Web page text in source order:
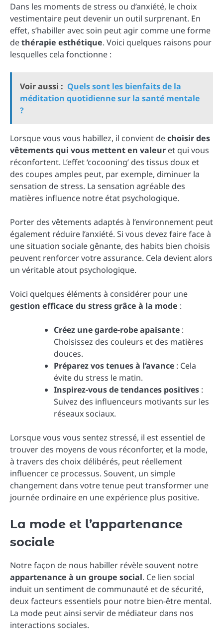
Dans les moments de stress ou d’anxiété, le choix
vestimentaire peut devenir un outil surprenant. En
effet, s’habiller avec soin peut agir comme une forme
dethérapie esthétique. Voici quelques raisons pour
lesquelles cela fonctionne :
Voir aussi : Quels sont les bienfaits de la
méditation quotidienne sur la santé mentale
?
Lorsque vous vous habillez, il convient dechoisir des
vêtements qui vous mettent en valeur et qui vous
réconfortent. L’effet ‘cocooning’ des tissus doux et
des coupes amples peut, par exemple, diminuer la
sensation de stress. La sensation agréable des
matières influence notre état psychologique.
Porter des vêtements adaptés à l’environnement peut
également réduire l’anxiété. Si vous devez faire face à
une situation sociale gênante, des habits bien choisis
peuvent renforcer votre assurance. Cela devient alors
un véritable atout psychologique.
Voici quelques éléments à considérer pour une
gestion efficace du stress grâce à la mode :
Créez une garde-robe apaisante :
Choisissez des couleurs et des matières
douces.
Préparez vos tenues à l’avance : Cela
évite du stress le matin.
Inspirez-vous de tendances positives :
Suivez des influenceurs motivants sur les
réseaux sociaux.
Lorsque vous vous sentez stressé, il est essentiel de
trouver des moyens de vous réconforter, et la mode,
à travers des choix délibérés, peut réellement
influencer ce processus. Souvent, un simple
changement dans votre tenue peut transformer une
journée ordinaire en une expérience plus positive.
La mode et l’appartenance
sociale
Notre façon de nous habiller révèle souvent notre
appartenance à un groupe social. Ce lien social
induit un sentiment de communauté et de sécurité,
deux facteurs essentiels pour notre bien-être mental.
La mode peut ainsi servir de médiateur dans nos
interactions sociales.